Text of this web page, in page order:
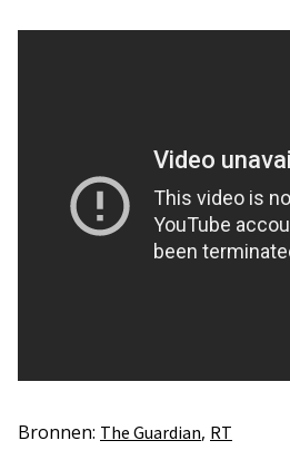
Bronnen: The Guardian, RT